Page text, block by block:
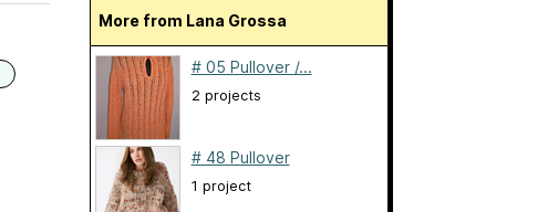
More from Lana Grossa
# 05 Pullover /...
2 projects
# 48 Pullover
1 project